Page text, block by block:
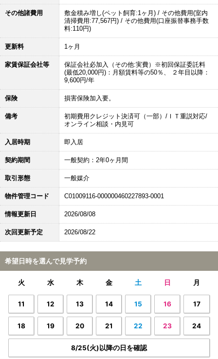
その他諸費用
敷金積み増し(ペット飼育:1ヶ月) / その他費用(室内
清掃費用:77,567円) / その他費用(口座振替事務手数
料:110円)
更新料 1ヶ月
家賃保証会社等
保証会社必加入（その他:実費）※初回保証委託料
(最低20,000円)：月額賃料等の50％、 ２年目以降：
9,600円/年
保険 損害保険加入要。
備考
初期費用クレジット決済可（一部）/ＩＴ重説対応/
オンライン相談・内見可
入居時期 即入居
契約期間 一般契約：2年0ヶ月間
取引形態 一般媒介
物件管理コード C01009116-000000460227893-0001
情報更新日 2026/08/08
次回更新予定 2026/08/22
希望日時を選んで見学予約
火 水 木 金 土 日 月
11 12 13 14 15 16 17
18 19 20 21 22 23 24
8/25(火)以降の日を確認